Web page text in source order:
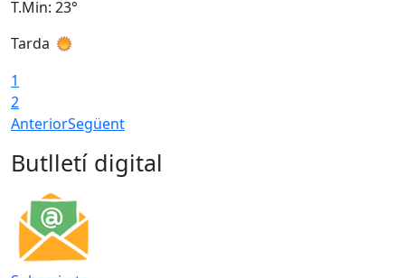
T.Min: 23°
Tarda
1
2
AnteriorSegüent
Butlletí digital